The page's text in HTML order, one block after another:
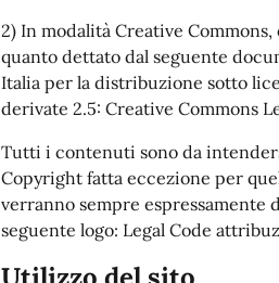
2) In modalità Creative
quanto dettato dal seguente
Italia per la distribuzione sotto
derivate 2.5: Creative Commons
Tutti i contenuti sono da
Copyright fatta eccezione per
verranno sempre
seguente logo: Legal Code